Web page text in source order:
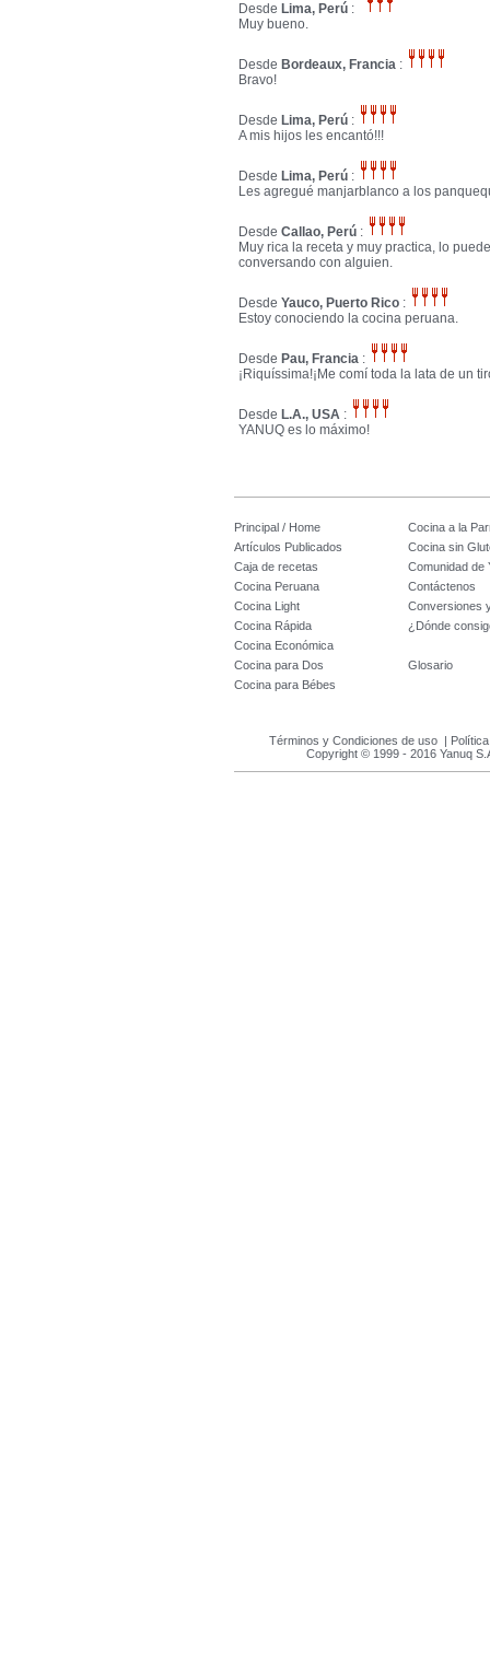
Desde Lima, Perú :
Muy bueno.
Desde Bordeaux, Francia :
Bravo!
Desde Lima, Perú :
A mis hijos les encantó!!!
Desde Lima, Perú :
Les agregué manjarblanco a los
DesdeCallao, Perú :
Muy rica la receta y muy practica, lo
conversando con alguien.
DesdeYauco, Puerto Rico :
Estoy conociendo la cocina peruana.
Desde Pau, Francia :
¡Riquíssima!¡Me comí toda la lata de un
Desde L.A., USA :
YANUQ es lo máximo!
Principal / Home
Cocina a la
Artículos Publicados
Cocina sin
Caja de recetas
Comunidad de
Cocina Peruana
Contáctenos
Cocina Light
Conversiones
Cocina Rápida
¿Dónde
Cocina Económica
Cocina para Dos
Glosario
Cocina para Bébes
Términos y Condiciones de uso |
Copyright © 1999 - 2016 Yanuq